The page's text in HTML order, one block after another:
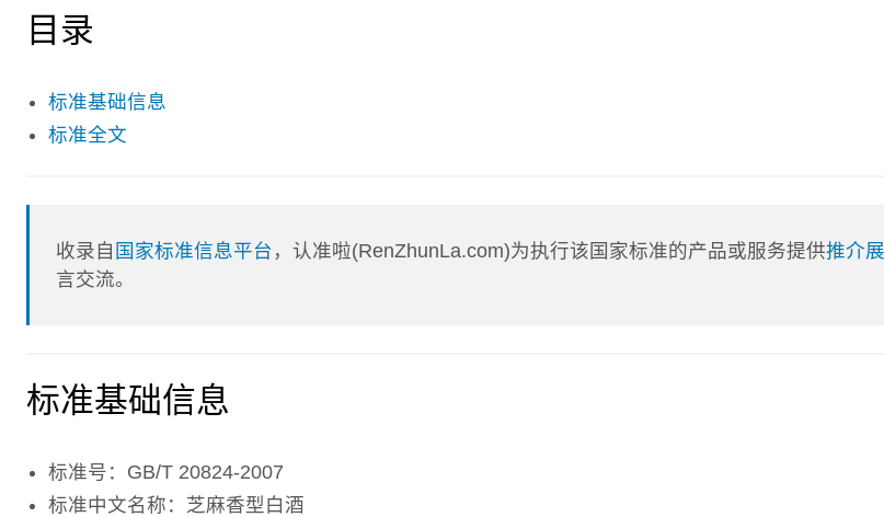
目录
标准基础信息
标准全文
收录自 国家标准信息平台 ，认准啦(RenZhunLa.com)为执行该国家标准的产品或服务提供推介
言交流。
标准基础信息
标准号：GB/T 20824-2007
标准中文名称：芝麻香型白酒